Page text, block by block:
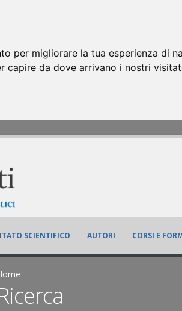
per migliorare la tua esperienza di
capire da dove arrivano i nostri
SCIENTIFICO AUTORI CORSI E